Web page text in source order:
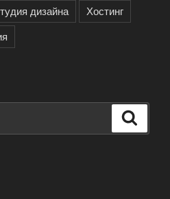
дизайна
Хостинг